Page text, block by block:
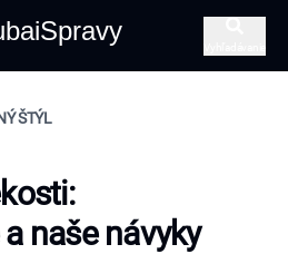
ŠTÝL
naše návyky